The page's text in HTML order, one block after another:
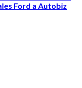
Ford a Autobiz